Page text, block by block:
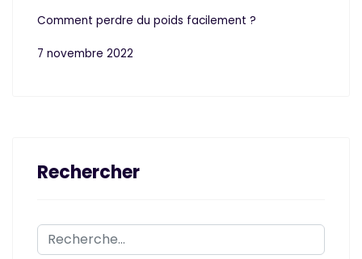
Comment perdre du poids facilement ?
7 novembre 2022
Rechercher
Rechercher